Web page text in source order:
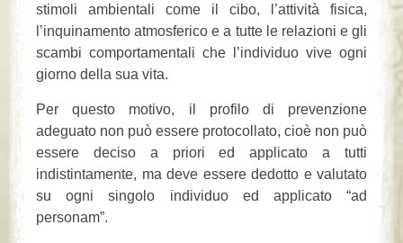
stimoli ambientali come il cibo, l’attività fisica,
l’inquinamento atmosferico e a tutte le relazioni e gli
scambi comportamentali che l’individuo vive ogni
giorno della sua vita.
Per questo motivo, il profilo di prevenzione
adeguato non può essere protocollato, cioè non può
essere deciso a priori ed applicato a tutti
indistintamente, ma deve essere dedotto e valutato
su ogni singolo individuo ed applicato “ad
personam”.